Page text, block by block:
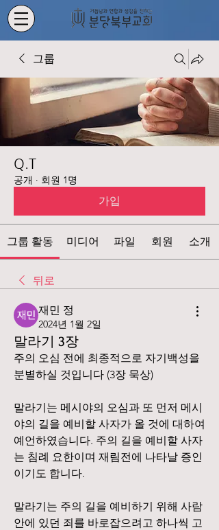
그룹
Q.T
공개 · 회원 1명
가입
그룹 활동 미디어 파일 회원 소개
뒤로
재민 정
2024년 1월 2일
말라기 3장
주의 오심 전에 최종적으로 자기백성을
분별하실 것입니다 (3장 묵상)
말라기는 메시야의 오심과 또 먼저 메시
야의 길을 예비할 사자가 올 것에 대하여
예언하였습니다. 주의 길을 예비할 사자
는 침례 요한이며 재림전에 나타날 증인
이기도 합니다.
말라기는 주의 길을 예비하기 위해 사람
안에 있던 죄를 바로잡으려고 하나씩 고